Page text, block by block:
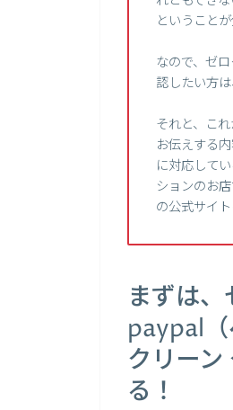
ということ
なので、ゼ
認したい方
それと、こ
お伝えする
に対応して
ションのお
の公式サイ
まずは
paypal（
クリーン
る！